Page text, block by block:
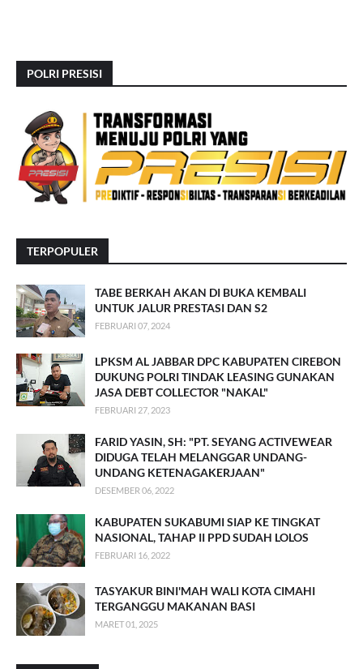
POLRI PRESISI
TERPOPULER
TABE BERKAH AKAN DI BUKA KEMBALI
UNTUK JALUR PRESTASI DAN S2
FEBRUARI 07, 2024
LPKSM AL JABBAR DPC KABUPATEN CIREBON
DUKUNG POLRI TINDAK LEASING GUNAKAN
JASA DEBT COLLECTOR "NAKAL"
FEBRUARI 27, 2023
FARID YASIN, SH: "PT. SEYANG ACTIVEWEAR
DIDUGA TELAH MELANGGAR UNDANG-
UNDANG KETENAGAKERJAAN"
DESEMBER 06, 2022
KABUPATEN SUKABUMI SIAP KE TINGKAT
NASIONAL, TAHAP II PPD SUDAH LOLOS
FEBRUARI 16, 2022
TASYAKUR BINI'MAH WALI KOTA CIMAHI
TERGANGGU MAKANAN BASI
MARET 01, 2025